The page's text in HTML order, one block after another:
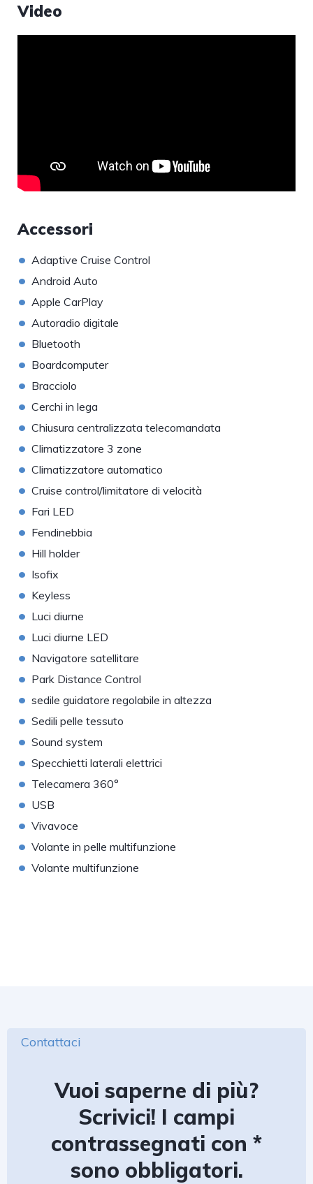
Video
Accessori
• Adaptive Cruise Control
• Android Auto
• Apple CarPlay
• Autoradio digitale
• Bluetooth
• Boardcomputer
• Bracciolo
• Cerchi in lega
• Chiusura centralizzata telecomandata
• Climatizzatore 3 zone
• Climatizzatore automatico
• Cruise control/limitatore di velocità
• Fari LED
• Fendinebbia
• Hill holder
• Isofix
• Keyless
• Luci diurne
• Luci diurne LED
• Navigatore satellitare
• Park Distance Control
• sedile guidatore regolabile in altezza
• Sedili pelle tessuto
• Sound system
• Specchietti laterali elettrici
• Telecamera 360°
• USB
• Vivavoce
• Volante in pelle multifunzione
• Volante multifunzione
Contattaci
Vuoi saperne di più?
Scrivici! I campi
contrassegnati con *
sono obbligatori.